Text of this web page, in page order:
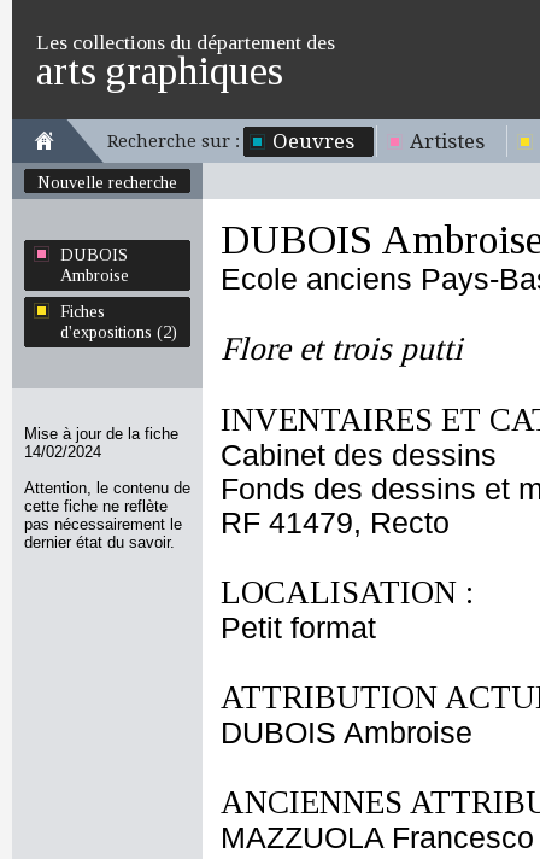
Les collections du département des
arts graphiques
Recherche sur : Oeuvres Artistes
Nouvelle recherche
DUBOIS
Ambroise
Fiches
d'expositions (2)
Mise à jour de la fiche
14/02/2024
Attention, le contenu de
cette fiche ne reflète
pas nécessairement le
dernier état du savoir.
DUBOIS
Ecole anciens Pays-
Flore et trois putti
INVENTAIRES ET
Cabinet des dessins
Fonds des dessins et
RF 41479, Recto
LOCALISATION :
Petit format
ATTRIBUTION
DUBOIS Ambroise
ANCIENNES
MAZZUOLA Francesco